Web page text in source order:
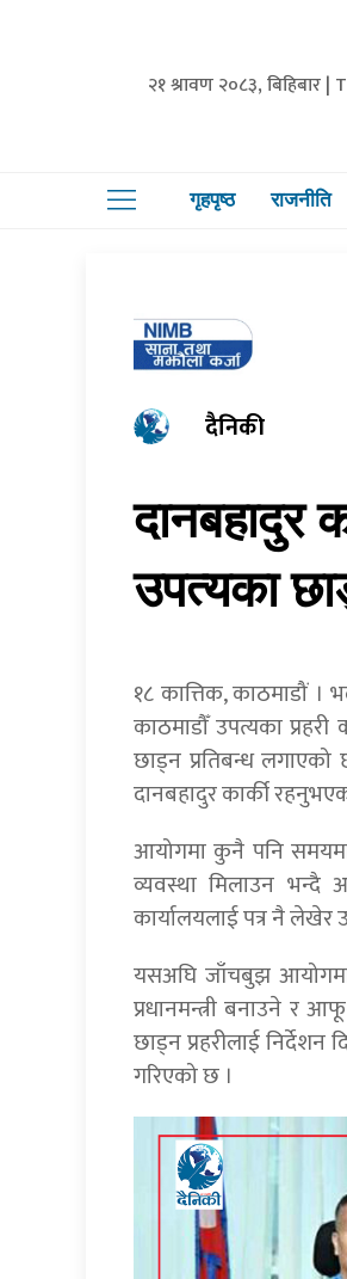
२१ श्रावण २०८३, बिहिबार
गृहपृष्ठ राजनीति
दैनिकी
दानबहादुर
उपत्यका
१८ कात्तिक, काठमाडौं
काठमाडौँ उपत्यका
छाड्न प्रतिबन्ध लगाएको
दानबहादुर कार्की
आयोगमा कुनै पनि
व्यवस्था मिलाउन भन्दै
कार्यालयलाई पत्र नै लेखेर
यसअघि जाँचबुझ आयोगमा
प्रधानमन्त्री बनाउने र
छाड्न प्रहरीलाई
गरिएको छ ।